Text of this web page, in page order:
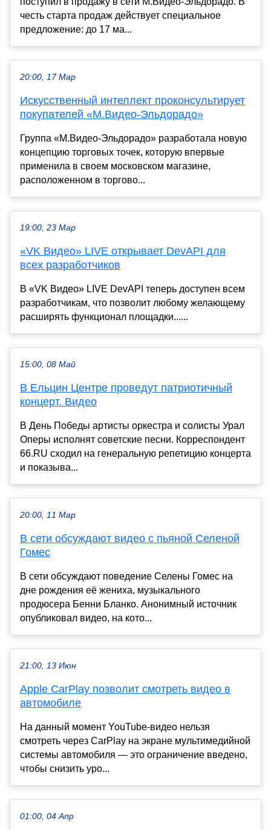
честь старта продаж действует специальное
предложение: до 17 ма...
20:00, 17 Мар
Искусственный интеллект проконсультирует
покупателей «М.Видео-Эльдорадо»
Группа «М.Видео-Эльдорадо» разработала новую
концепцию торговых точек, которую впервые
применила в своем московском магазине,
расположенном в торгово...
19:00, 23 Мар
«VK Видео» LIVE открывает DevAPI для
всех разработчиков
В «VK Видео» LIVE DevAPI теперь доступен всем
разработчикам, что позволит любому желающему
расширять функционал площадки......
15:00, 08 Май
В Ельцин Центре проведут патриотичный
концерт. Видео
В День Победы артисты оркестра и солисты Урал
Оперы исполнят советские песни. Корреспондент
66.RU сходил на генеральную репетицию концерта
и показыва...
20:00, 11 Мар
В сети обсуждают видео с пьяной Селеной
Гомес
В сети обсуждают поведение Селены Гомес на
дне рождения её жениха, музыкального
продюсера Бенни Бланко. Анонимный источник
опубликовал видео, на кото...
21:00, 13 Июн
Apple CarPlay позволит смотреть видео в
автомобиле
На данный момент YouTube-видео нельзя
смотреть через CarPlay на экране мультимедийной
системы автомобиля — это ограничение введено,
чтобы снизить уро...
01:00, 04 Апр